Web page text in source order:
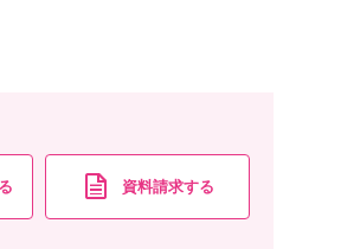
資料請求する